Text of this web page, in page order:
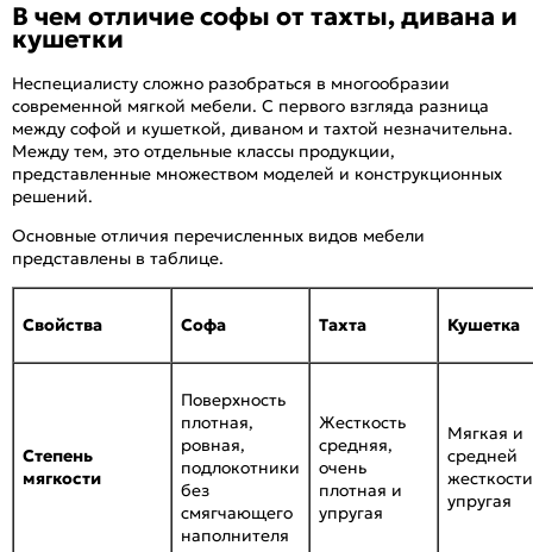
В чем отличие софы от тахты, дивана и
кушетки
Неспециалисту сложно разобраться в многообразии
современной мягкой мебели. С первого взгляда разница
между софой и кушеткой, диваном и тахтой незначительна.
Между тем, это отдельные классы продукции,
представленные множеством моделей и конструкционных
решений.
Основные отличия перечисленных видов мебели
представлены в таблице.
Свойства Софа Тахта Кушетка
Степень
мягкости
Поверхность
плотная,
ровная,
подлокотники
без
смягчающего
наполнителя
Жесткость
средняя,
очень
плотная и
упругая
Мягкая и
средней
упругая